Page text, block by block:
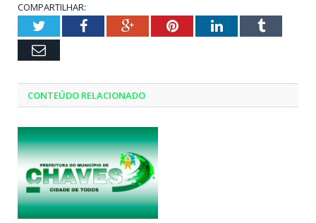
COMPARTILHAR:
TwitterFacebookGoogle+PinterestLinkedInTumblr
Email
CONTEÚDO RELACIONADO